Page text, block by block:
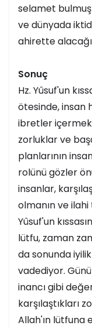
selamet
ve dünyada
ahirette
Sonuç
Hz. Yûsuf'un
ötesinde, insan
ibretler
zorluklar ve
planlarının
rolünü gözler
insanlar,
olmanın ve
Yûsuf'un
lütfu, zaman
da sonunda
vadediyor.
inancı gibi
karşılaştıkları
Allah'ın lütfuna